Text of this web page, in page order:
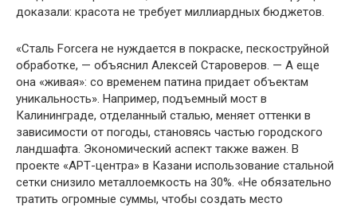
доказали: красота не требует миллиардных бюджетов.
«Сталь Forcera не нуждается в покраске, пескоструйной
обработке, — объяснил Алексей Староверов. — А еще
она «живая»: со временем патина придает объектам
уникальность». Например, подъемный мост в
Калининграде, отделанный сталью, меняет оттенки в
зависимости от погоды, становясь частью городского
ландшафта. Экономический аспект также важен. В
проекте «АРТ-центра» в Казани использование стальной
сетки снизило металлоемкость на 30%. «Не обязательно
тратить огромные суммы, чтобы создать место